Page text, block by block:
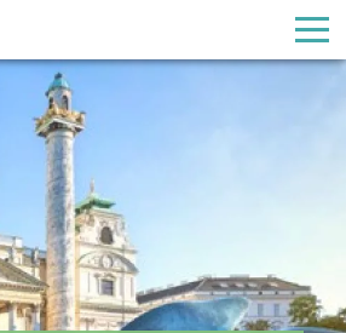
email address